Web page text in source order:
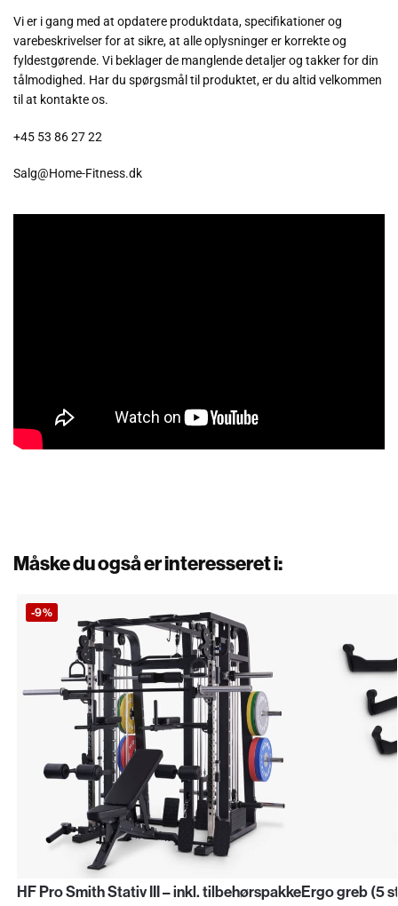
Vi er i gang med at opdatere produktdata, specifikationer og
varebeskrivelser for at sikre, at alle oplysninger er korrekte og
fyldestgørende. Vi beklager de manglende detaljer og takker for din
tålmodighed. Har du spørgsmål til produktet, er du altid velkommen
til at kontakte os.
+45 53 86 27 22
Salg@Home-Fitness.dk
Måske du også er interesseret i:
-9%
HF Pro Smith Stativ III – inkl. tilbehørspakkeErgo greb (5